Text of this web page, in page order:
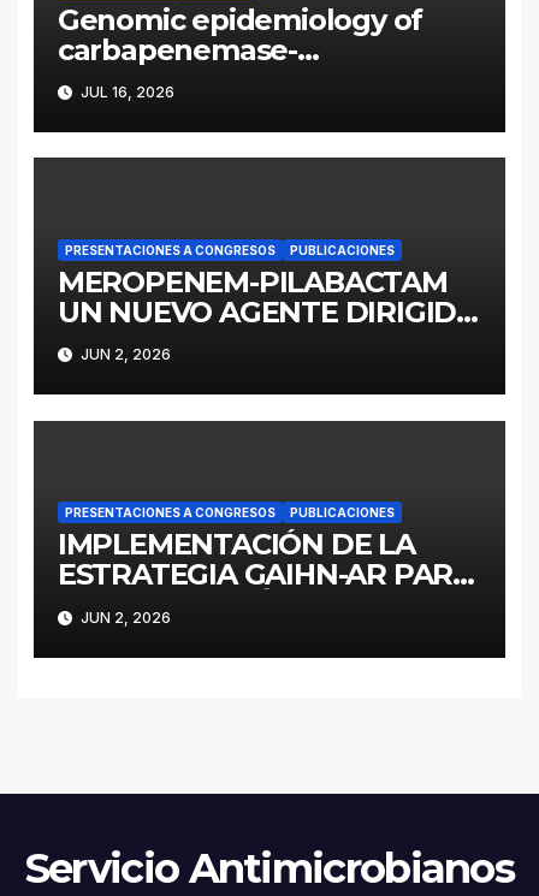
Genomic epidemiology of
carbapenemase-
producing Enterobacter
cloacae complex in
Argentina: a retrospective
JUL 16, 2026
PRESENTACIONES A CONGRESOS PUBLICACIONES
MEROPENEM-PILABACTAM
UN NUEVO AGENTE DIRIGIDO
A ENTEROBACTERALES
PRODUCTORES DE
SERINOCARBAPENEMASAS
JUN 2, 2026
PRESENTACIONES A CONGRESOS PUBLICACIONES
IMPLEMENTACIÓN DE LA
ESTRATEGIA GAIHN-AR PARA
LA CONTENCIÓN DE
ENTEROBACTERALES
PRODUCTORES DE
ARGENTINA
JUN 2, 2026
Servicio Antimicrobianos